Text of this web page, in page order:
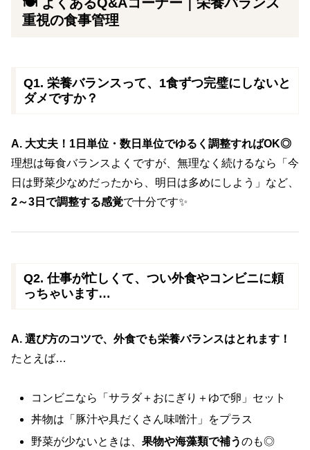
重視の食事管理
Q1. 栄養バランスって、1食ずつ完璧にしないと
ダメですか？
A. 大丈夫！1日単位・数日単位でゆるく調整すればOK◎
理想は毎食バランスよくですが、無理なく続けるなら「今
日は野菜少なめだったから、明日は多めにしよう」など、
2～3日で調整する感覚で十分です✨
Q2. 仕事が忙しくて、つい外食やコンビニに頼
っちゃいます…
A. 選び方のコツで、外食でも栄養バランスはとれます！
たとえば…
コンビニなら「サラダ＋おにぎり＋ゆで卵」セット
丼物は「豚汁や具だくさん味噌汁」をプラス
野菜が少ないときは、果物や海藻類で補うのも◎